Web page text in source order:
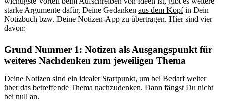
starke Argumente dafür, Deine Gedanken aus dem Kopfin Dein
Notizbuch bzw. Deine Notizen-App zu übertragen. Hier sind vier
davon:
Grund Nummer 1: Notizen als Ausgangspunkt für
weiteres Nachdenken zum jeweiligen Thema
Deine Notizen sind ein idealer Startpunkt, um bei Bedarf weiter
über das betreffende Thema nachzudenken. Dann fängst Du nicht
bei null an.